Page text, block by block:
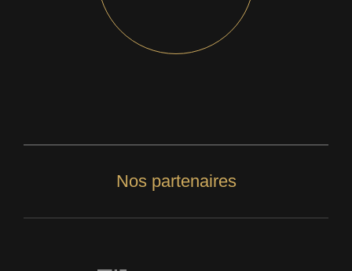
Nos partenaires